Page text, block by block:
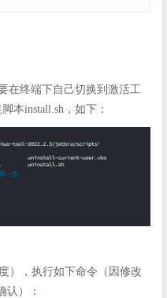
在终端下自己切换到激活工
本install.sh，如下：
），执行如下命令（因修改
认）：